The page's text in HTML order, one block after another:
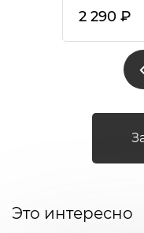
2 290 ₽
Это интересно